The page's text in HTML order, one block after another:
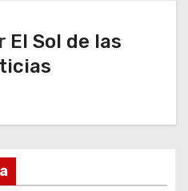
El Sol de las